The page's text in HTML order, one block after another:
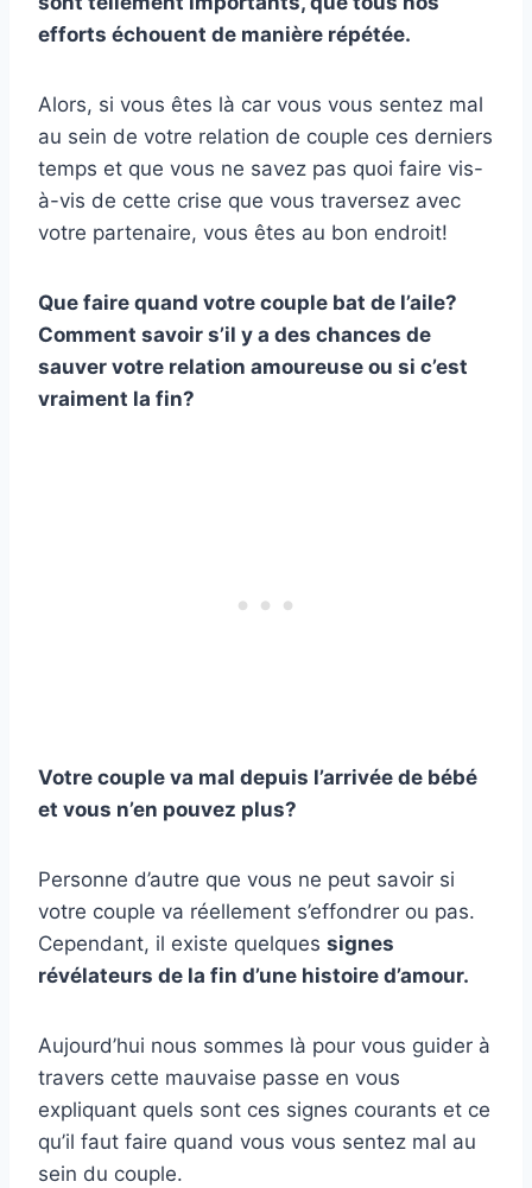
efforts échouent de manière répétée.
Alors, si vous êtes là car vous vous sentez mal
au sein de votre relation de couple ces derniers
temps et que vous ne savez pas quoi faire vis-
à-vis de cette crise que vous traversez avec
votre partenaire, vous êtes au bon endroit!
Que faire quand votre couple bat de l’aile?
Comment savoir s’il y a des chances de
sauver votre relation amoureuse ou si c’est
vraiment la fin?
Votre couple va mal depuis l’arrivée de bébé
et vous n’en pouvez plus?
Personne d’autre que vous ne peut savoir si
votre couple va réellement s’effondrer ou pas.
Cependant, il existe quelques signes
révélateurs de la fin d’une histoire d’amour.
Aujourd’hui nous sommes là pour vous guider à
travers cette mauvaise passe en vous
expliquant quels sont ces signes courants et ce
qu’il faut faire quand vous vous sentez mal au
sein du couple.